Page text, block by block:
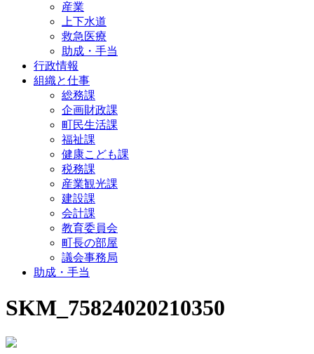
産業
上下水道
救急医療
助成・手当
行政情報
組織と仕事
総務課
企画財政課
町民生活課
福祉課
健康こども課
税務課
産業観光課
建設課
会計課
教育委員会
町長の部屋
議会事務局
助成・手当
SKM_75824020210350